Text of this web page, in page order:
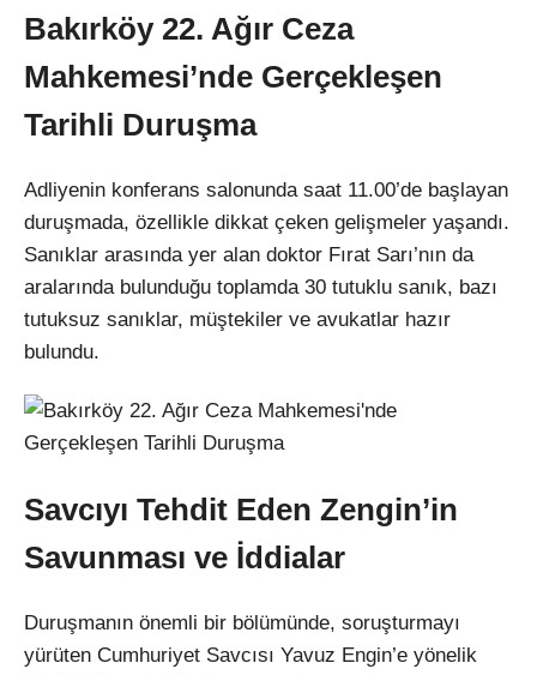
Instagram
Youtube
Bakırköy 22. Ağır Ceza
Mahkemesi’nde Gerçekleşen
Tarihli Duruşma
Adliyenin konferans salonunda saat 11.00’de başlayan
duruşmada, özellikle dikkat çeken gelişmeler yaşandı.
Sanıklar arasında yer alan doktor Fırat Sarı’nın da
aralarında bulunduğu toplamda 30 tutuklu sanık, bazı
tutuksuz sanıklar, müştekiler ve avukatlar hazır
bulundu.
Savcıyı Tehdit Eden Zengin’in
Savunması ve İddialar
Duruşmanın önemli bir bölümünde, soruşturmayı
yürüten Cumhuriyet Savcısı Yavuz Engin’e yönelik